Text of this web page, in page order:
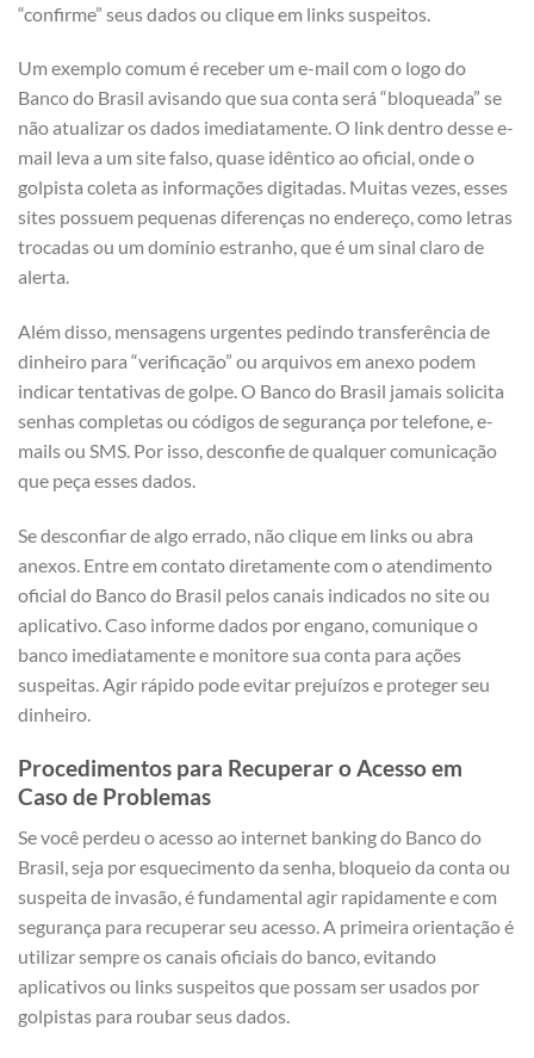
“confirme” seus dados ou clique em links suspeitos.
Um exemplo comum é receber um e-mail com o logo do
Banco do Brasil avisando que sua conta será “bloqueada” se
não atualizar os dados imediatamente. O link dentro desse e-
mail leva a um site falso, quase idêntico ao oficial, onde o
golpista coleta as informações digitadas. Muitas vezes, esses
sites possuem pequenas diferenças no endereço, como letras
trocadas ou um domínio estranho, que é um sinal claro de
alerta.
Além disso, mensagens urgentes pedindo transferência de
dinheiro para “verificação” ou arquivos em anexo podem
indicar tentativas de golpe. O Banco do Brasil jamais solicita
senhas completas ou códigos de segurança por telefone, e-
mails ou SMS. Por isso, desconfie de qualquer comunicação
que peça esses dados.
Se desconfiar de algo errado, não clique em links ou abra
anexos. Entre em contato diretamente com o atendimento
oficial do Banco do Brasil pelos canais indicados no site ou
aplicativo. Caso informe dados por engano, comunique o
banco imediatamente e monitore sua conta para ações
suspeitas. Agir rápido pode evitar prejuízos e proteger seu
dinheiro.
Procedimentos para Recuperar o Acesso em
Caso de Problemas
Se você perdeu o acesso ao internet banking do Banco do
Brasil, seja por esquecimento da senha, bloqueio da conta ou
suspeita de invasão, é fundamental agir rapidamente e com
segurança para recuperar seu acesso. A primeira orientação é
utilizar sempre os canais oficiais do banco, evitando
aplicativos ou links suspeitos que possam ser usados por
golpistas para roubar seus dados.